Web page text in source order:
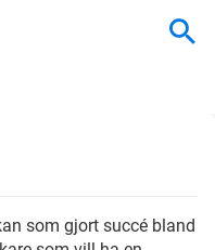
som gjort succé bland